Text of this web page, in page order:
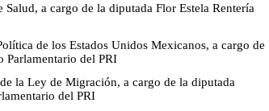
a cargo de la diputada Flor Estela Rentería
de los Estados Unidos Mexicanos, a cargo de
Parlamentario del PRI
la Ley de Migración, a cargo de la diputada
del PRI